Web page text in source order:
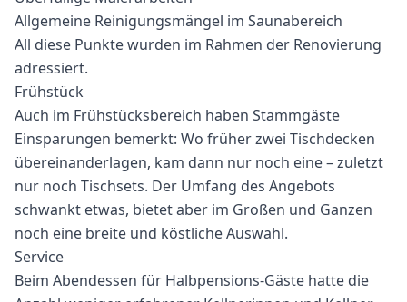
Allgemeine Reinigungsmängel im Saunabereich
All diese Punkte wurden im Rahmen der Renovierung
adressiert.
Frühstück
Auch im Frühstücksbereich haben Stammgäste
Einsparungen bemerkt: Wo früher zwei Tischdecken
übereinanderlagen, kam dann nur noch eine – zuletzt
nur noch Tischsets. Der Umfang des Angebots
schwankt etwas, bietet aber im Großen und Ganzen
noch eine breite und köstliche Auswahl.
Service
Beim Abendessen für Halbpensions-Gäste hatte die